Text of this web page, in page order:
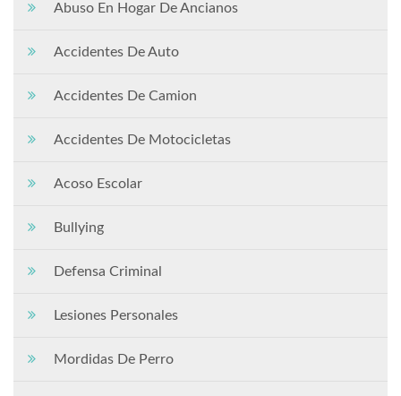
Abuso En Hogar De Ancianos
Accidentes De Auto
Accidentes De Camion
Accidentes De Motocicletas
Acoso Escolar
Bullying
Defensa Criminal
Lesiones Personales
Mordidas De Perro